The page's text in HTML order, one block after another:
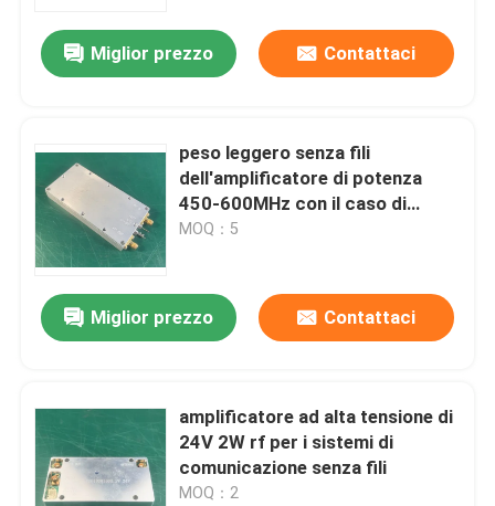
Miglior prezzo Contattaci
peso leggero senza fili
dell'amplificatore di potenza
450-600MHz con il caso di
alluminio
MOQ：5
Miglior prezzo Contattaci
amplificatore ad alta tensione di
24V 2W rf per i sistemi di
comunicazione senza fili
MOQ：2